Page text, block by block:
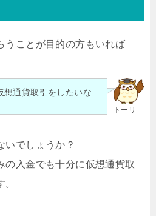
うことが目的の方もいれば
トーリ
想通貨取引をしたいな…
いでしょうか？
の入金でも十分に仮想通貨取